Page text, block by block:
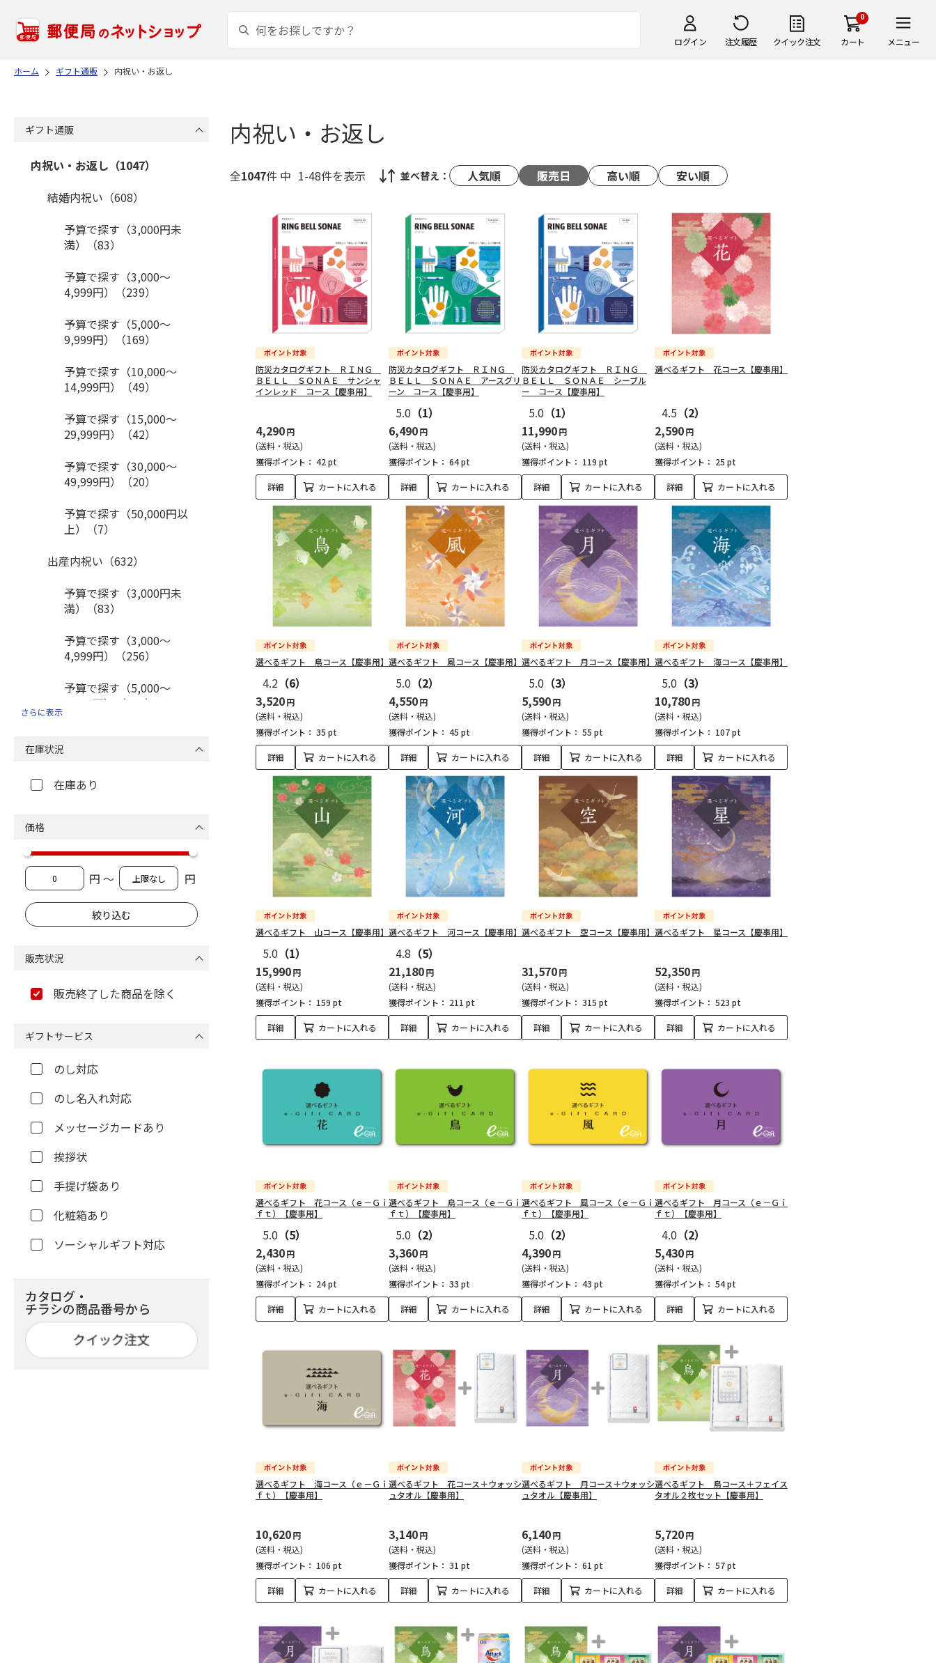
ログイン 注文履歴 クイック注文
0
カート メニュー
ホーム ギフト通販 内祝い・お返し
内祝い・お返し
全1047件 中 1-48件を表示 並べ替え： 人気順 販売日 高い順 安い順
防災カタログギフト ＲＩＮＧ
ＢＥＬＬ ＳＯＮＡＥ サンシャ
インレッド コース【慶事用】
4,290円
(送料・税込)
獲得ポイント： 42 pt
詳細 カートに入れる
防災カタログギフト ＲＩＮＧ
ＢＥＬＬ ＳＯＮＡＥ アースグリ
ーン コース【慶事用】
5.0 （1）
6,490円
(送料・税込)
獲得ポイント： 64 pt
詳細 カートに入れる
防災カタログギフト ＲＩＮＧ
ＢＥＬＬ ＳＯＮＡＥ シーブル
ー コース【慶事用】
5.0 （1）
11,990円
(送料・税込)
獲得ポイント： 119 pt
詳細 カートに入れる
選べるギフト 花コース【慶事用】
4.5 （2）
2,590円
(送料・税込)
獲得ポイント： 25 pt
詳細 カートに入れる
選べるギフト 鳥コース【慶事用】
4.2 （6）
3,520円
(送料・税込)
獲得ポイント： 35 pt
詳細 カートに入れる
選べるギフト 風コース【慶事用】
5.0 （2）
4,550円
(送料・税込)
獲得ポイント： 45 pt
詳細 カートに入れる
選べるギフト 月コース【慶事用】
5.0 （3）
5,590円
(送料・税込)
獲得ポイント： 55 pt
詳細 カートに入れる
選べるギフト 海コース【慶事用】
5.0 （3）
10,780円
(送料・税込)
獲得ポイント： 107 pt
詳細 カートに入れる
選べるギフト 山コース【慶事用】
5.0 （1）
15,990円
(送料・税込)
獲得ポイント： 159 pt
詳細 カートに入れる
選べるギフト 河コース【慶事用】
4.8 （5）
21,180円
(送料・税込)
獲得ポイント： 211 pt
詳細 カートに入れる
選べるギフト 空コース【慶事用】
31,570円
(送料・税込)
獲得ポイント： 315 pt
詳細 カートに入れる
選べるギフト 星コース【慶事用】
52,350円
(送料・税込)
獲得ポイント： 523 pt
詳細 カートに入れる
選べるギフト 花コース（ｅ－Ｇｉ
ｆｔ）【慶事用】
5.0 （5）
2,430円
(送料・税込)
獲得ポイント： 24 pt
詳細 カートに入れる
選べるギフト 鳥コース（ｅ－Ｇｉ
ｆｔ）【慶事用】
5.0 （2）
3,360円
(送料・税込)
獲得ポイント： 33 pt
詳細 カートに入れる
選べるギフト 風コース（ｅ－Ｇｉ
ｆｔ）【慶事用】
5.0 （2）
4,390円
(送料・税込)
獲得ポイント： 43 pt
詳細 カートに入れる
選べるギフト 月コース（ｅ－Ｇｉ
ｆｔ）【慶事用】
4.0 （2）
5,430円
(送料・税込)
獲得ポイント： 54 pt
詳細 カートに入れる
選べるギフト 海コース（ｅ－Ｇｉ
ｆｔ）【慶事用】
10,620円
(送料・税込)
獲得ポイント： 106 pt
詳細 カートに入れる
選べるギフト 花コース＋ウォッシ
ュタオル【慶事用】
3,140円
(送料・税込)
獲得ポイント： 31 pt
詳細 カートに入れる
選べるギフト 月コース＋ウォッシ
ュタオル【慶事用】
6,140円
(送料・税込)
獲得ポイント： 61 pt
詳細 カートに入れる
選べるギフト 鳥コース＋フェイス
タオル２枚セット【慶事用】
5,720円
(送料・税込)
獲得ポイント： 57 pt
詳細 カートに入れる
ギフト通販
内祝い・お返し（1047）
結婚内祝い（608）
予算で探す（3,000円未
満）（83）
予算で探す（3,000～
4,999円）（239）
予算で探す（5,000～
9,999円）（169）
予算で探す（10,000～
14,999円）（49）
予算で探す（15,000～
29,999円）（42）
予算で探す（30,000～
49,999円）（20）
予算で探す（50,000円以
上）（7）
出産内祝い（632）
予算で探す（3,000円未
満）（83）
予算で探す（3,000～
4,999円）（256）
予算で探す（5,000～
9,999円）（169）
予算で探す（15,000～
予算で探す（50,000円以
上）（7）
出産内祝いギフトセット
タオル（149）
おもちゃ（15）
花（2）
フード（222）
ドリンク（35）
バス・キッチン（207）
法要・香典返し（448）
満）（88）
4,999円）（151）
予算で探す（5,000～
9,999円）（118）
さらに表示
在庫状況
在庫あり
価格
円 ～ 円
販売状況
販売終了した商品を除く
ギフトサービス
のし対応
のし名入れ対応
メッセージカードあり
挨拶状
手提げ袋あり
化粧箱あり
ソーシャルギフト対応
カタログ・
チラシの商品番号から